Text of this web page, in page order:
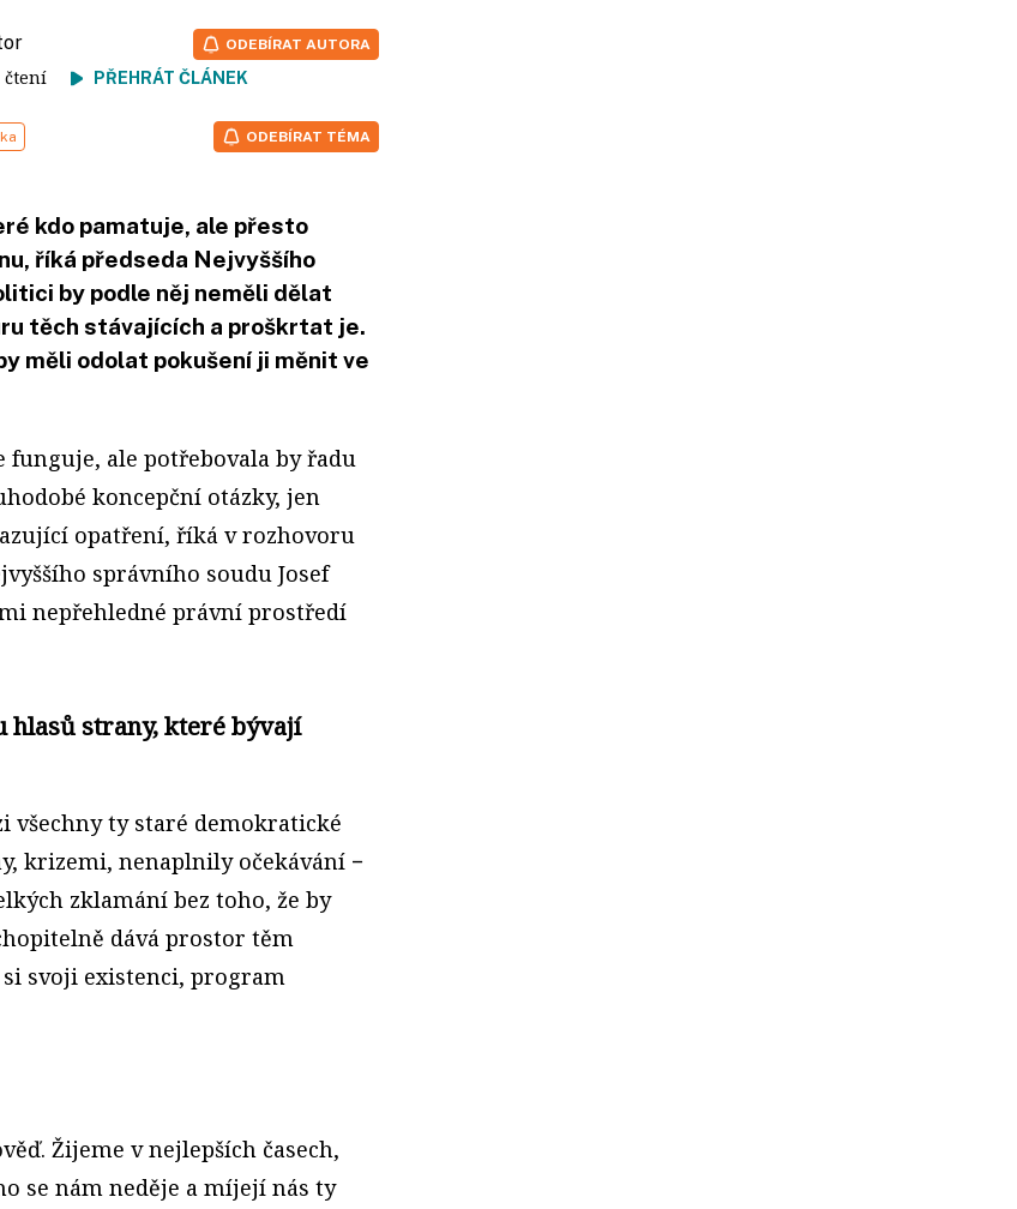
čtení PŘEHRÁT ČLÁNEK
ODEBÍRAT AUTORA
ODEBÍRAT TÉMA
kdo pamatuje, ale přesto
říká předseda Nejvyššího
by podle něj neměli dělat
těch stávajících a proškrtat je.
měli odolat pokušení ji měnit ve
funguje, ale potřebovala by řadu
koncepční otázky, jen
opatření, říká v rozhovoru
správního soudu Josef
nepřehledné právní prostředí
hlasů strany, které bývají
všechny ty staré demokratické
krizemi, nenaplnily očekávání −
zklamání bez toho, že by
dává prostor těm
svoji existenci, program
Žijeme v nejlepších časech,
se nám neděje a míjejí nás ty